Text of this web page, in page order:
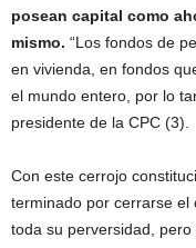
posean capital como
mismo. “Los fondos de
en vivienda, en fondos
el mundo entero, por lo
presidente de la CPC (3).
Con este cerrojo
terminado por cerrarse el
toda su perversidad,